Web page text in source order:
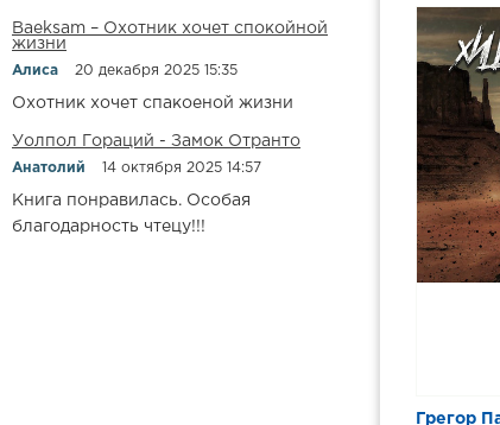
Baeksam – Охотник хочет спокойной
жизни
Алиса 20 декабря 2025 15:35
Охотник хочет спакоеной жизни
Уолпол Гораций - Замок Отранто
Анатолий 14 октября 2025 14:57
Книга понравилась. Особая
благодарность чтецу!!!
12 глава
13 глава
14 глава
15 глава
16 глава
17 глава
18 глава
Грегор